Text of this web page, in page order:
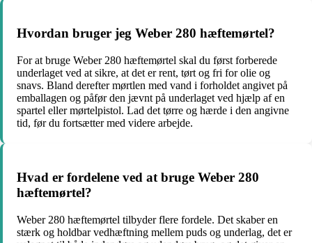
Hvordan bruger jeg Weber 280 hæftemørtel?
For at bruge Weber 280 hæftemørtel skal du først forberede
underlaget ved at sikre, at det er rent, tørt og fri for olie og
snavs. Bland derefter mørtlen med vand i forholdet angivet på
emballagen og påfør den jævnt på underlaget ved hjælp af en
spartel eller mørtelpistol. Lad det tørre og hærde i den angivne
tid, før du fortsætter med videre arbejde.
Hvad er fordelene ved at bruge Weber 280
hæftemørtel?
Weber 280 hæftemørtel tilbyder flere fordele. Det skaber en
stærk og holdbar vedhæftning mellem puds og underlag, det er